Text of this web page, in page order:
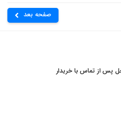
صفحه بعد
پس از تماس با خریدار